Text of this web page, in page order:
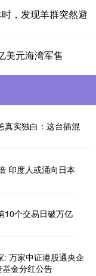
，发现羊群突然避
美元海湾军售
真实独白：这台插混
印度人或涌向日本
10个交易日破万亿
: 万家中证港股通央企
金分红公告